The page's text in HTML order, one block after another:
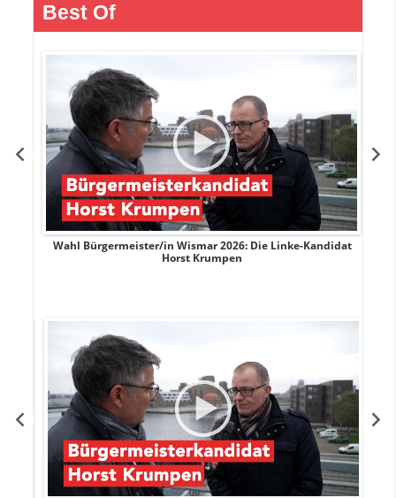
Best Of
Wahl Bürgermeister/in Wismar 2026: Die Linke-Kandidat
Horst Krumpen